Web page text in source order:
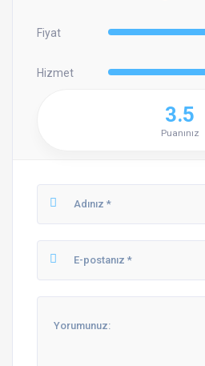
Fiyat
Hizmet
3.5
Puanınız